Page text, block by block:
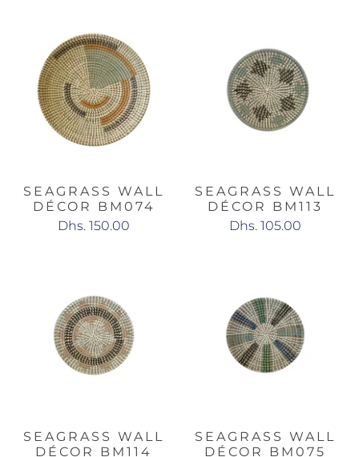
SEAGRASS WALL
DÉCOR BM074
Dhs. 150.00
SEAGRASS WALL
DÉCOR BM113
Dhs. 105.00
SEAGRASS WALL
DÉCOR BM114
SEAGRASS WALL
DÉCOR BM075